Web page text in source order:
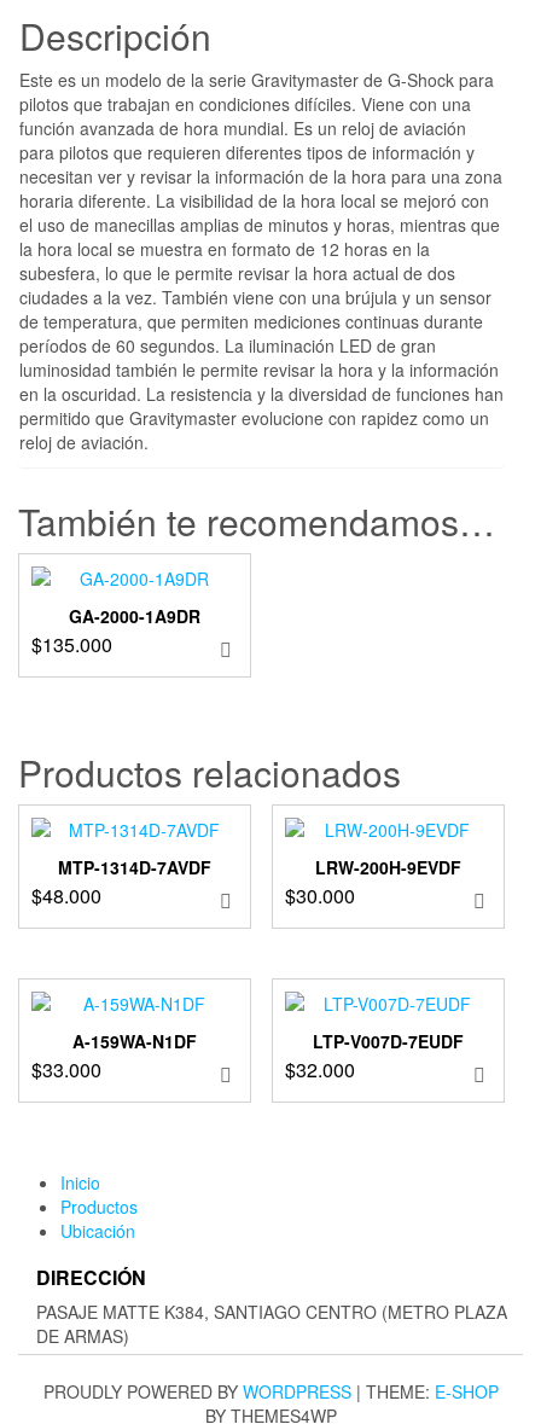
Descripción
Este es un modelo de la serie Gravitymaster de G-Shock para
pilotos que trabajan en condiciones difíciles. Viene con una
función avanzada de hora mundial. Es un reloj de aviación
para pilotos que requieren diferentes tipos de información y
necesitan ver y revisar la información de la hora para una zona
horaria diferente. La visibilidad de la hora local se mejoró con
el uso de manecillas amplias de minutos y horas, mientras que
la hora local se muestra en formato de 12 horas en la
subesfera, lo que le permite revisar la hora actual de dos
ciudades a la vez. También viene con una brújula y un sensor
de temperatura, que permiten mediciones continuas durante
períodos de 60 segundos. La iluminación LED de gran
luminosidad también le permite revisar la hora y la información
en la oscuridad. La resistencia y la diversidad de funciones han
permitido que Gravitymaster evolucione con rapidez como un
reloj de aviación.
También te recomendamos…
GA-2000-1A9DR
$135.000
Productos relacionados
MTP-1314D-7AVDF
$48.000
LRW-200H-9EVDF
$30.000
A-159WA-N1DF
$33.000
LTP-V007D-7EUDF
$32.000
Inicio
Productos
Ubicación
DIRECCIÓN
PASAJE MATTE K384, SANTIAGO CENTRO (METRO PLAZA
DE ARMAS)
PROUDLY POWERED BY WORDPRESS | THEME: E-SHOP
BY THEMES4WP